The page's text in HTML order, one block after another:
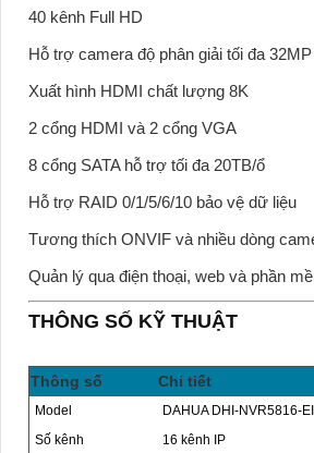
40 kênh Full HD
Hỗ trợ camera độ phân giải tối đa 32MP
Xuất hình HDMI chất lượng 8K
2 cổng HDMI và 2 cổng VGA
8 cổng SATA hỗ trợ tối đa 20TB/ổ
Hỗ trợ RAID 0/1/5/6/10 bảo vệ dữ liệu
Tương thích ONVIF và nhiều dòng
Quản lý qua điện thoại, web và phần
THÔNG SỐ KỸ THUẬT
Thông số Chi tiết
Model
DAHUA DHI-NVR5816-
Số kênh
16 kênh IP